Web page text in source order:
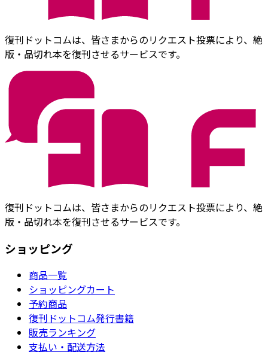
復刊ドットコムは、皆さまからのリクエスト投票により、絶
版・品切れ本を復刊させるサービスです。
復刊ドットコムは、皆さまからのリクエスト投票により、絶
版・品切れ本を復刊させるサービスです。
ショッピング
商品一覧
ショッピングカート
予約商品
復刊ドットコム発行書籍
販売ランキング
支払い・配送方法